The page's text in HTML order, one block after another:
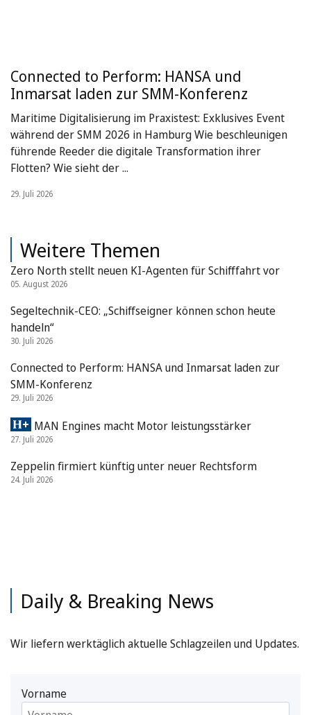
Connected to Perform: HANSA und
Inmarsat laden zur SMM-Konferenz
Maritime Digitalisierung im Praxistest: Exklusives Event
während der SMM 2026 in Hamburg Wie beschleunigen
führende Reeder die digitale Transformation ihrer
Flotten? Wie sieht der ...
29. Juli 2026
Weitere Themen
Zero North stellt neuen KI-Agenten für Schifffahrt vor
05. August 2026
Segeltechnik-CEO: „Schiffseigner können schon heute
handeln“
30. Juli 2026
Connected to Perform: HANSA und Inmarsat laden zur
SMM-Konferenz
29. Juli 2026
MAN Engines macht Motor leistungsstärker
27. Juli 2026
Zeppelin firmiert künftig unter neuer Rechtsform
24. Juli 2026
Daily & Breaking News
Wir liefern werktäglich aktuelle Schlagzeilen und Updates.
Vorname